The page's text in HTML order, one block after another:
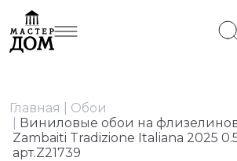
Главная
Обои
Виниловые обои на
Zambaiti Tradizione Italiana 2025
арт.Z21739